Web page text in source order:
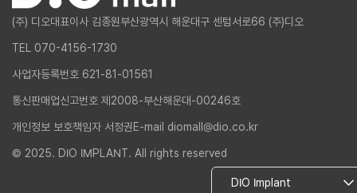
(주) 디오대표이사 김종원부산광역시 해운대구 센텀서로66 (주)디오
TEL 070-4156-1730
사업자등록번호 621-81-01561
통신판매업신고번호 제2008-부산해운대-00246호
개인정보 보호책임자 서정권 E-mail diomall@dio.co.kr
© 2025. DIO IMPLANT. All rights reserved